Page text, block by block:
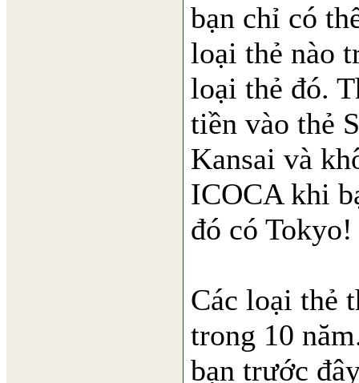
bạn chỉ có
loại thẻ nào
loại thẻ đó.
tiền vào thẻ
Kansai và
ICOCA khi
đó có Tokyo!
Các loại thẻ
trong 10
bạn trước